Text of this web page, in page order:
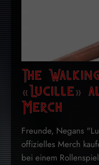
The
«Lucille»
Merch
Freunde, Negans
offizielles Merch
bei einem